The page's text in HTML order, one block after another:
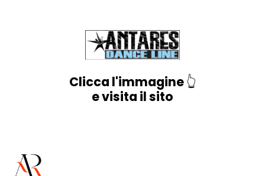
Clicca l'immagine 👆
e visita il sito